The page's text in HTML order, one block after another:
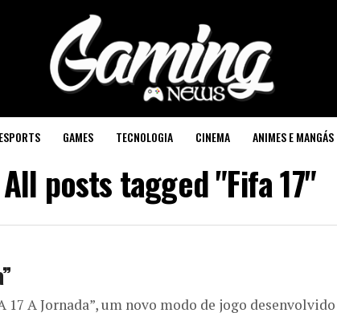
ESPORTS GAMES TECNOLOGIA CINEMA ANIMES E MANGÁS
All posts tagged "Fifa 17"
17 A Jornada”, um novo modo de jogo desenvolvido